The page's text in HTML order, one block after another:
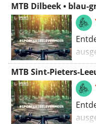
MTB Dilbeek • blau-